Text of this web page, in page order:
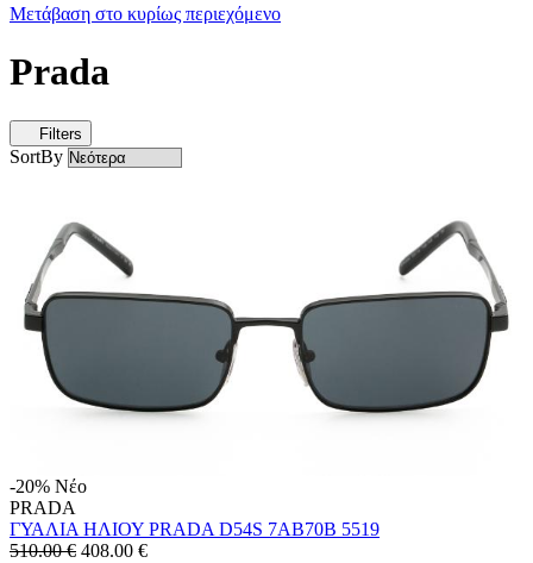
Μετάβαση στο κυρίως περιεχόμενο
Prada
Filters
SortBy
-20% Νέο
PRADA
ΓΥΑΛΙΑ ΗΛΙΟΥ PRADA D54S 7AB70B 5519
510.00 € 408.00 €